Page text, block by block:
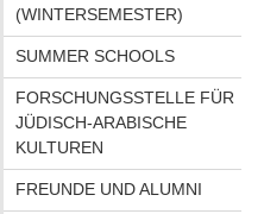
(WINTERSEMESTER)
SUMMER SCHOOLS
FORSCHUNGSSTELLE FÜR
JÜDISCH-ARABISCHE
KULTUREN
FREUNDE UND ALUMNI